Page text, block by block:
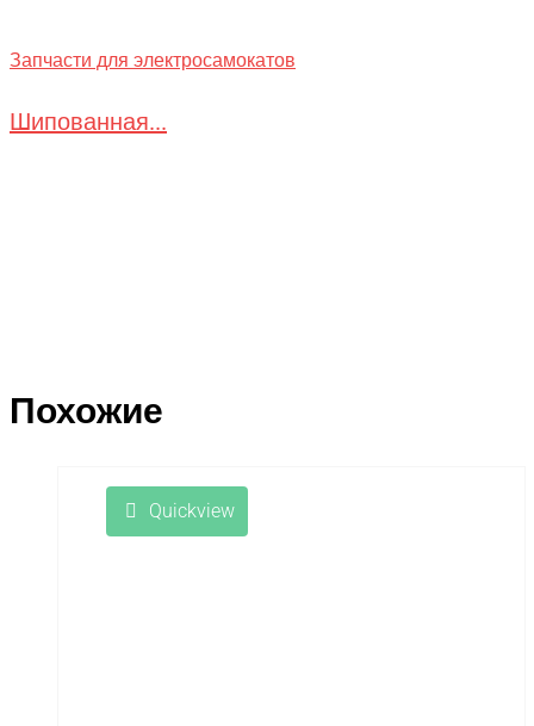
Запчасти для электросамокатов
Шипованная...
Похожие
Quickview